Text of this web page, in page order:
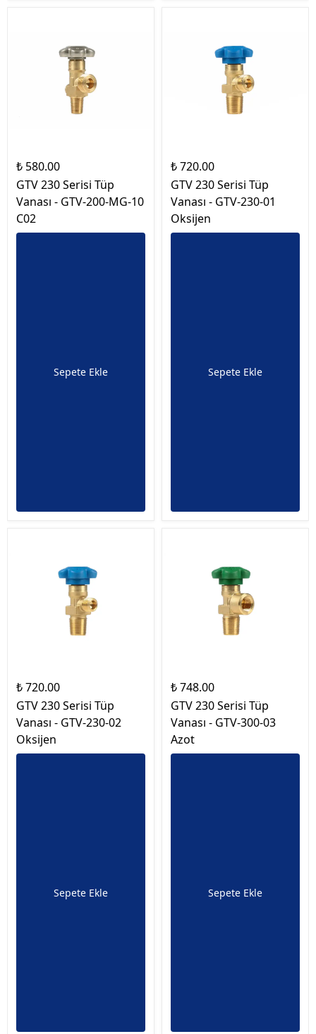
₺ 580.00
GTV 230 Serisi Tüp
Vanası - GTV-200-MG-10
C02
Sepete Ekle
₺ 720.00
GTV 230 Serisi Tüp
Vanası - GTV-230-01
Oksijen
Sepete Ekle
₺ 720.00
GTV 230 Serisi Tüp
Vanası - GTV-230-02
Oksijen
Sepete Ekle
₺ 748.00
GTV 230 Serisi Tüp
Vanası - GTV-300-03
Azot
Sepete Ekle